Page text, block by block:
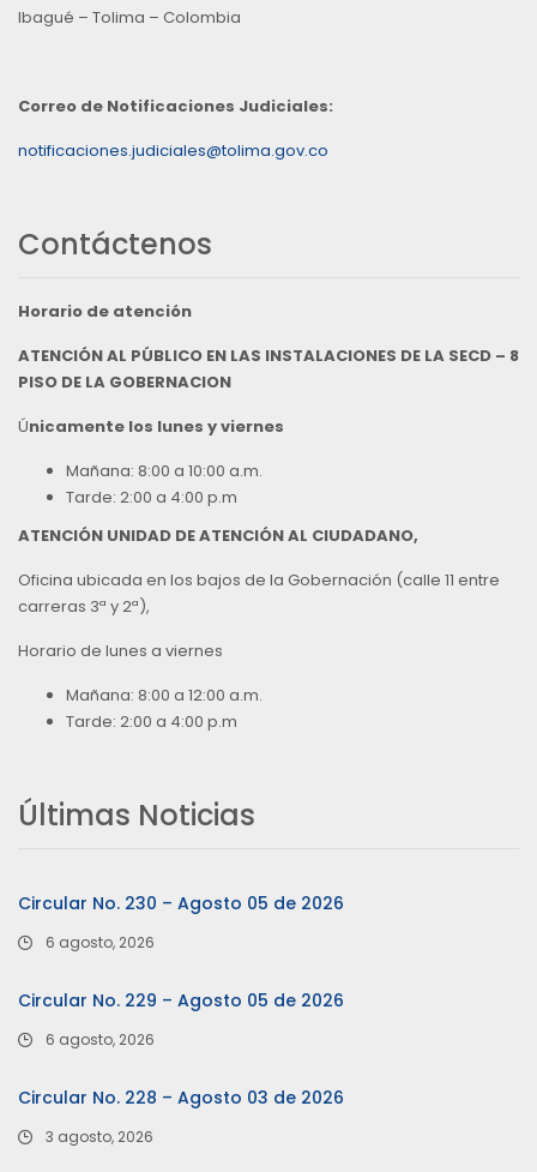
Ibagué – Tolima – Colombia
Correo de Notificaciones Judiciales:
notificaciones.judiciales@tolima.gov.co
Contáctenos
Horario de atención
ATENCIÓN AL PÚBLICO EN LAS INSTALACIONES DE LA SECD – 8
PISO DE LA GOBERNACION
Únicamente los lunes y viernes
Mañana: 8:00 a 10:00 a.m.
Tarde: 2:00 a 4:00 p.m
ATENCIÓN UNIDAD DE ATENCIÓN AL CIUDADANO,
Oficina ubicada en los bajos de la Gobernación (calle 11 entre
carreras 3ª y 2ª),
Horario de lunes a viernes
Mañana: 8:00 a 12:00 a.m.
Tarde: 2:00 a 4:00 p.m
Últimas Noticias
Circular No. 230 – Agosto 05 de 2026
6 agosto, 2026
Circular No. 229 – Agosto 05 de 2026
6 agosto, 2026
Circular No. 228 – Agosto 03 de 2026
3 agosto, 2026